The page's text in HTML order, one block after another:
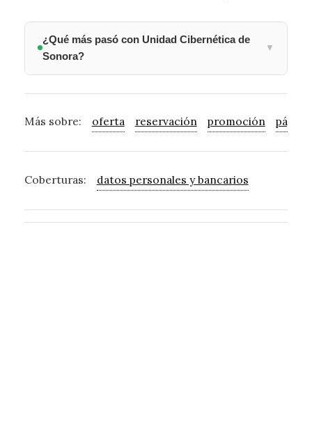
¿Qué más pasó con Unidad Cibernética de
Sonora?
▼
Más sobre: oferta reservación promoción página
Coberturas: datos personales y bancarios